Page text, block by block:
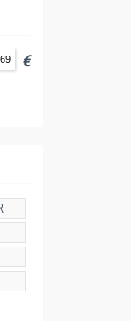
69 €